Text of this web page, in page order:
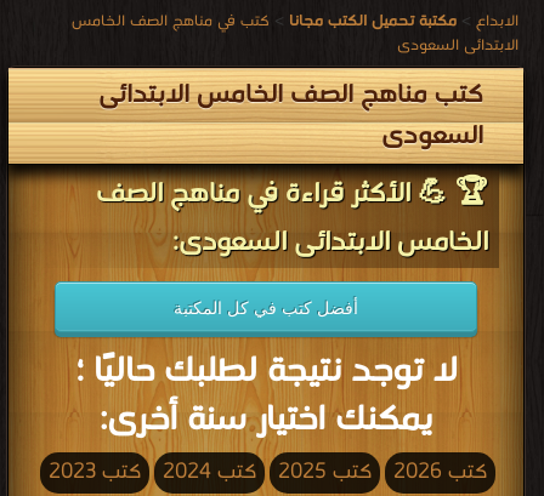
الابداع > مكتبة تحميل الكتب مجانا > كتب في مناهج الصف الخامس
الابتدائى السعودى
كتب مناهج الصف الخامس الابتدائى
السعودى
🏆 💪 الأكثر قراءة في مناهج الصف
الخامس الابتدائى السعودى:
أفضل كتب في كل المكتبة
لا توجد نتيجة لطلبك حاليًا ؛
يمكنك اختيار سنة أخرى:
كتب 2026 كتب 2025 كتب 2024
كتب 2023